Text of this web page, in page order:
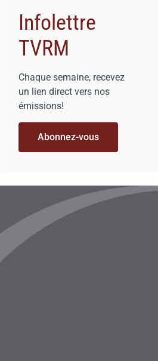
Infolettre
TVRM
Chaque semaine, recevez
un lien direct vers nos
émissions!
Abonnez-vous